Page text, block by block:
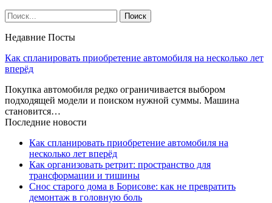
Недавние Посты
Как спланировать приобретение автомобиля на несколько лет
вперёд
Покупка автомобиля редко ограничивается выбором
подходящей модели и поиском нужной суммы. Машина
становится…
Последние новости
Как спланировать приобретение автомобиля на
несколько лет вперёд
Как организовать ретрит: пространство для
трансформации и тишины
Снос старого дома в Борисове: как не превратить
демонтаж в головную боль